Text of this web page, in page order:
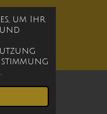
um Ihr
Zauberei